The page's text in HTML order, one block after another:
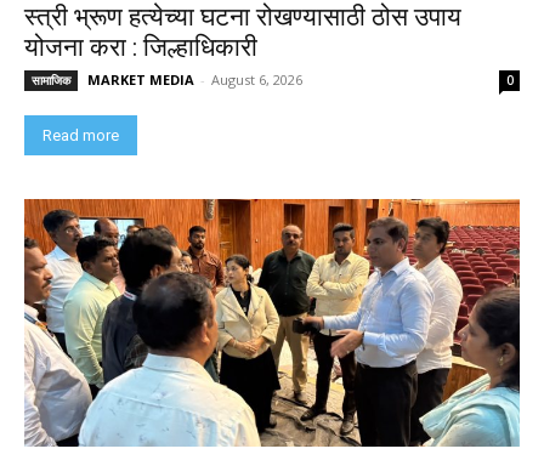
स्त्री भ्रूण हत्येच्या घटना रोखण्यासाठी ठोस उपाय
योजना करा : जिल्हाधिकारी
सामाजिक MARKET MEDIA - August 6, 2026 0
Read more